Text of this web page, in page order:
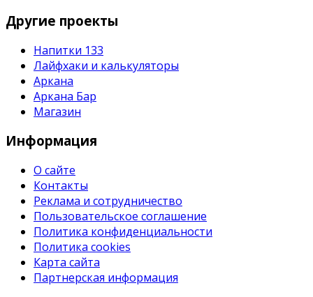
Другие проекты
Напитки 133
Лайфхаки и калькуляторы
Аркана
Аркана Бар
Магазин
Информация
О сайте
Контакты
Реклама и сотрудничество
Пользовательское соглашение
Политика конфиденциальности
Политика cookies
Карта сайта
Партнерская информация